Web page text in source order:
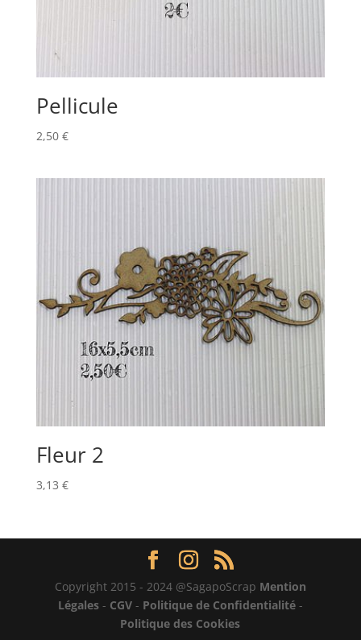
Pellicule
2,50 €
Fleur 2
3,13 €
Copyright 2015 - 2024 @SagapoScrap Mention
Légales- CGV- Politique de Confidentialité-
Politique des Cookies